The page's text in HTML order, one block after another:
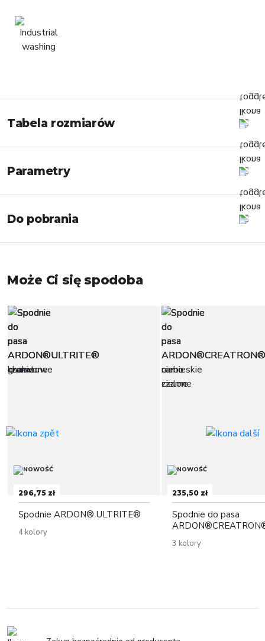
Tabela rozmiarów
Parametry
Do pobrania
Może Ci się spodoba
296,75 zł
Spodnie ARDON® ULTRITE®
4 kolory
235,50 zł
Spodnie do pasa
3 kolory